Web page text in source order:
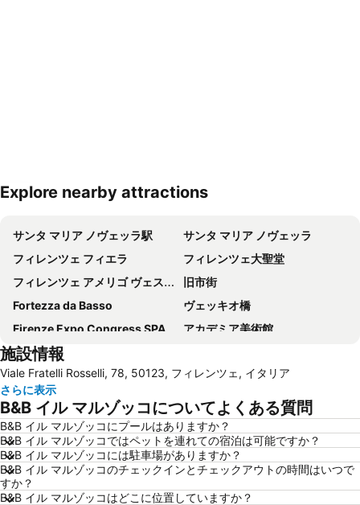
地図を拡大
Explore nearby attractions
サンタ マリア ノヴェッラ駅
サンタ マリア ノヴェッラ
フィレンツェ フィエラ
フィレンツェ大聖堂
フィレンツェ アメリゴ ヴェスプッチ空港
旧市街
Fortezza da Basso
ヴェッキオ橋
Firenze Expo Congress SPA
アカデミア美術館
Galleria degli Uffizi
ジョットの鐘楼
San Lorenzo Market
Mercato di San Lorenzo
(ピエンツァ)フィレンツェ歴史地区
ダビデ像 (ミケランジェロ)
Il Prato
Officina Profumo Farmaceutica di Santa Maria Novella
The Westin Excelsior
Basilica of St Lawrence
Brunelleschi
Firenze Festival
サンタ・クローチェ教会
施設情報
Viale Fratelli Rosselli, 78, 50123, フィレンツェ, イタリア
さらに表示
B&B イル マルゾッコについてよくある質問
B&B イル マルゾッコにプールはありますか？
B&B イル マルゾッコではペットを連れての宿泊は可能ですか？
B&B イル マルゾッコには駐車場がありますか？
B&B イル マルゾッコのチェックインとチェックアウトの時間はいつで
すか？
B&B イル マルゾッコはどこに位置していますか？